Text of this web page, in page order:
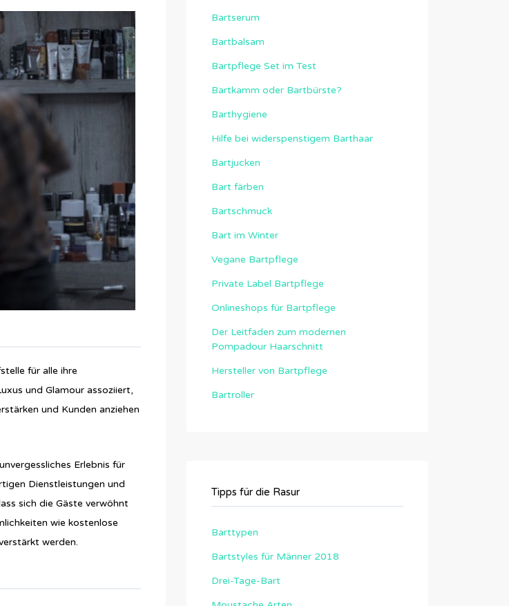
für alle ihre
und Glamour assoziiert,
und Kunden anziehen
Erlebnis für
Dienstleistungen und
sich die Gäste verwöhnt
wie kostenlose
werden.
Bartserum
Bartbalsam
Bartpflege Set im Test
Bartkamm oder Bartbürste?
Barthygiene
Hilfe bei widerspenstigem Barthaar
Bartjucken
Bart färben
Bartschmuck
Bart im Winter
Vegane Bartpflege
Private Label Bartpflege
Onlineshops für Bartpflege
Der Leitfaden zum modernen
Pompadour Haarschnitt
Hersteller von Bartpflege
Bartroller
Tipps für die Rasur
Barttypen
Bartstyles für Männer 2018
Drei-Tage-Bart